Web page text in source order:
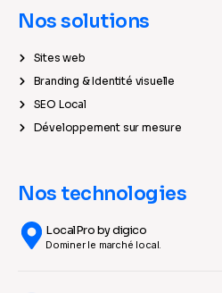
Nos solutions
Sites web
Branding & Identité visuelle
SEO Local
Développement sur mesure
Nos technologies
LocalPro by digico
Dominer le marché local.